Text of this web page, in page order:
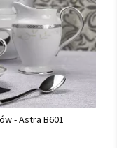
- Astra B601